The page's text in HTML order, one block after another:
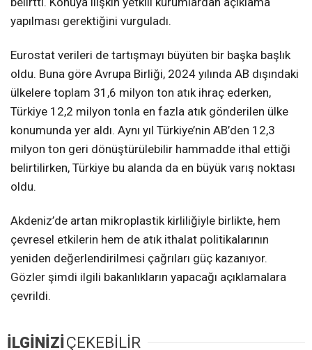
yapılması gerektiğini vurguladı.
Eurostat verileri de tartışmayı büyüten bir başka başlık
oldu. Buna göre Avrupa Birliği, 2024 yılında AB dışındaki
ülkelere toplam 31,6 milyon ton atık ihraç ederken,
Türkiye 12,2 milyon tonla en fazla atık gönderilen ülke
konumunda yer aldı. Aynı yıl Türkiye’nin AB’den 12,3
milyon ton geri dönüştürülebilir hammadde ithal ettiği
belirtilirken, Türkiye bu alanda da en büyük varış noktası
oldu.
Akdeniz’de artan mikroplastik kirliliğiyle birlikte, hem
çevresel etkilerin hem de atık ithalat politikalarının
yeniden değerlendirilmesi çağrıları güç kazanıyor.
Gözler şimdi ilgili bakanlıkların yapacağı açıklamalara
çevrildi.
İLGİNİZİ ÇEKEBİLİR